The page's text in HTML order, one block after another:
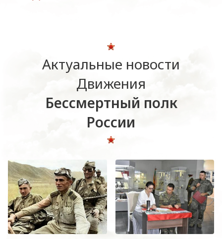
Актуальные новости
Движения
Бессмертный полк
России